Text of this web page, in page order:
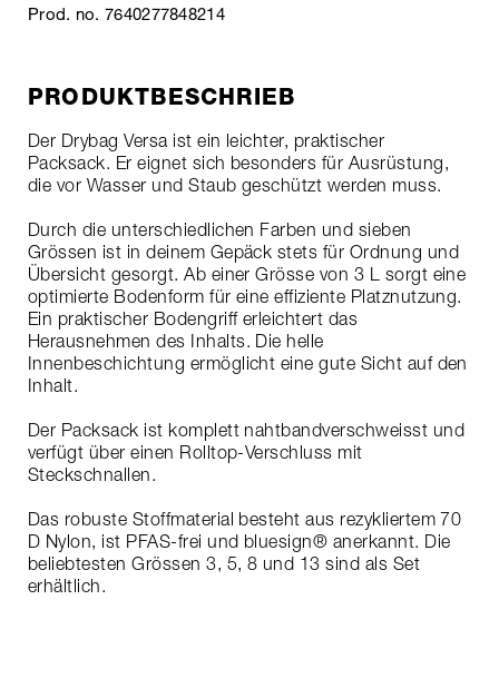
Prod. no. 7640277848214
PRODUKTBESCHRIEB
Der Drybag Versa ist ein leichter, praktischer
Packsack. Er eignet sich besonders für Ausrüstung,
die vor Wasser und Staub geschützt werden muss.
Durch die unterschiedlichen Farben und sieben
Grössen ist in deinem Gepäck stets für Ordnung und
Übersicht gesorgt. Ab einer Grösse von 3 L sorgt eine
optimierte Bodenform für eine effiziente Platznutzung.
Ein praktischer Bodengriff erleichtert das
Herausnehmen des Inhalts. Die helle
Innenbeschichtung ermöglicht eine gute Sicht auf den
Inhalt.
Der Packsack ist komplett nahtbandverschweisst und
verfügt über einen Rolltop-Verschluss mit
Steckschnallen.
Das robuste Stoffmaterial besteht aus rezykliertem 70
D Nylon, ist PFAS-frei und bluesign® anerkannt. Die
beliebtesten Grössen 3, 5, 8 und 13 sind als Set
erhältlich.